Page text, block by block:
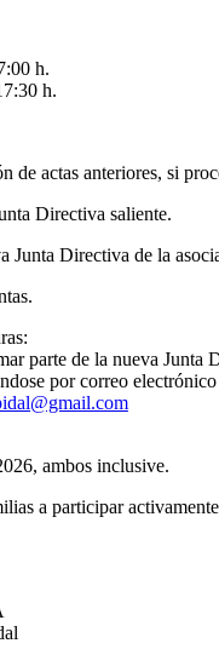
h.
h.
de actas anteriores, si
Directiva saliente.
Junta Directiva de la
parte de la nueva Junta
por correo electrónico
ambos inclusive.
a participar